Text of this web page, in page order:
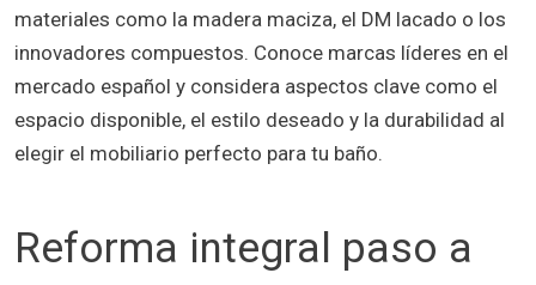
materiales como la madera maciza, el DM lacado o los
innovadores compuestos. Conoce marcas líderes en el
mercado español y considera aspectos clave como el
espacio disponible, el estilo deseado y la durabilidad al
elegir el mobiliario perfecto para tu baño.
Reforma integral paso a